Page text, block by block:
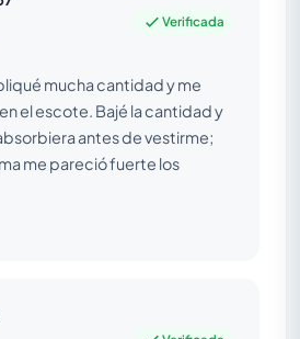
Verificada
mucha cantidad y me
el escote. Bajé la cantidad y
antes de vestirme;
me pareció fuerte los